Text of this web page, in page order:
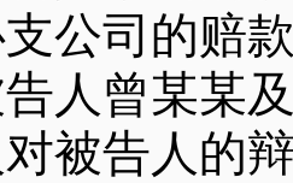
公司的赔
人曾某某
被告人的